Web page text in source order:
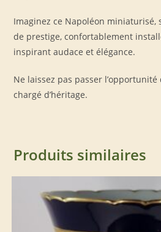
Imaginez ce Napoléon miniaturisé,
de prestige, confortablement
inspirant audace et élégance.
Ne laissez pas passer
chargé d’héritage.
Produits similaires